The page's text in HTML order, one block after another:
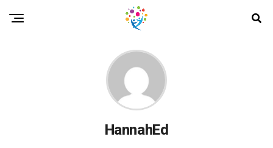
HannahEd